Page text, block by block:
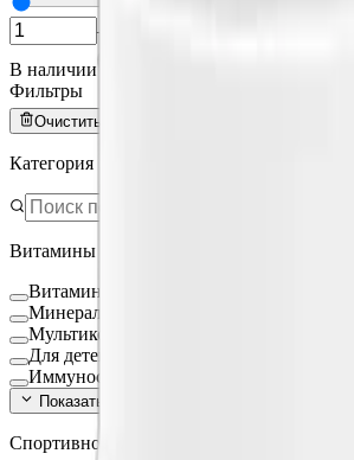
—
В наличии
Фильтры
Очистить всё
Категория
Витамины и БАД
Витамины и минералы
Минералы
Мультикомплексы
Для детей
Иммуностимуляторы
Показать ещё (
Спортивное питание